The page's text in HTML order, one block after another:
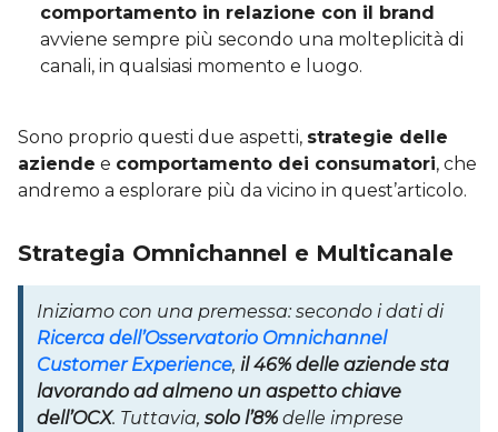
comportamento in relazione con il brand
avviene sempre più secondo una molteplicità di
canali, in qualsiasi momento e luogo.
Sono proprio questi due aspetti, strategie delle
aziende e comportamento dei consumatori, che
andremo a esplorare più da vicino in quest’articolo.
Strategia Omnichannel e Multicanale
Iniziamo con una premessa: secondo i dati di
Ricerca dell’Osservatorio Omnichannel
Customer Experience, il 46% delle aziende sta
lavorando ad almeno un aspetto chiave
dell’OCX. Tuttavia, solo l’8% delle imprese